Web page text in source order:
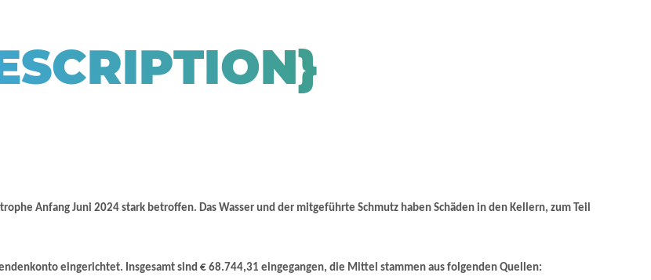
Anfang Juni 2024 stark betroffen. Das Wasser und der mitgeführte Schmutz haben Schäden in den Kellern, zum Teil
eingerichtet. Insgesamt sind € 68.744,31 eingegangen, die Mittel stammen aus folgenden Quellen: